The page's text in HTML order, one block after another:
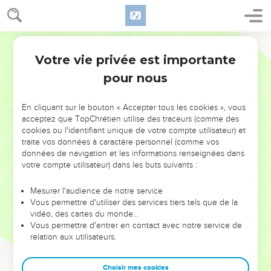
NE MANQUEZ PAS L’ÉVÉNEMENT
DE L’ANNÉE !
ET SI LEURS ERREURS POUVAIENT VOUS ÉVITER LES
VOTRES ?
leur foi ou leur vision. Mais on voit moins les doutes, les erreurs
et les saisons difficiles qu'ils ont traversés, alors même que ce
sont elles qui les ont façonnés.
Dans cette conférence, leaders, entrepreneurs, et responsables
clés pour avancer avec plus de sagesse afin que leurs erreurs
Votre vie privée est importante
pour nous
En cliquant sur le bouton « Accepter tous les cookies », vous
acceptez que TopChrétien utilise des traceurs (comme des
cookies ou l'identifiant unique de votre compte utilisateur) et
traite vos données à caractère personnel (comme vos
données de navigation et les informations renseignées dans
votre compte utilisateur) dans les buts suivants :
Mesurer l'audience de notre service
Vous permettre d'utiliser des services tiers tels que de la
vidéo, des cartes du monde…
Vous permettre d'entrer en contact avec notre service de
relation aux utilisateurs.
Choisir mes cookies